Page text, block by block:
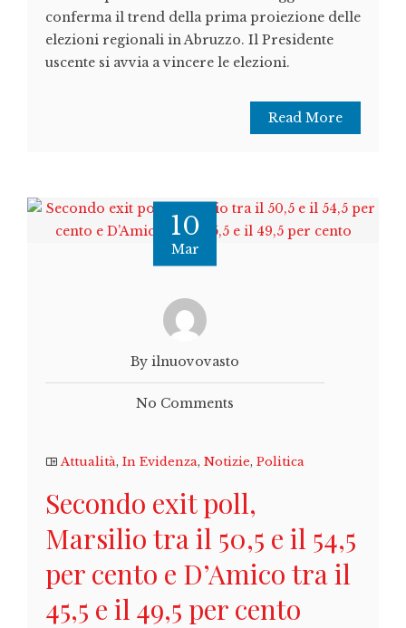
conferma il trend della prima proiezione delle
elezioni regionali in Abruzzo. Il Presidente
uscente si avvia a vincere le elezioni.
Read More
10
Mar
By ilnuovovasto
No Comments
Attualità, In Evidenza, Notizie, Politica
Secondo exit poll,
Marsilio tra il 50,5 e il 54,5
per cento e D’Amico tra il
45,5 e il 49,5 per cento